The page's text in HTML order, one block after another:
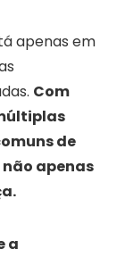
apenas em
Com
de
apenas
a